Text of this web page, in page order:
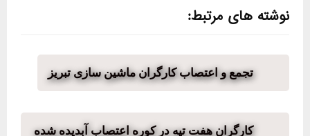
نوشته های مرتبط:
تجمع و اعتصاب کارگران ماشین سازی تبریز
کارگران هفت تپه در کوره اعتصاب آبدیده شده